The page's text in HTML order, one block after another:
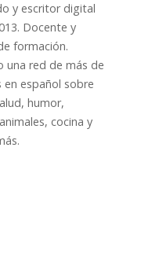
y escritor digital
Docente y
formación.
una red de más de
en español sobre
humor,
cocina y